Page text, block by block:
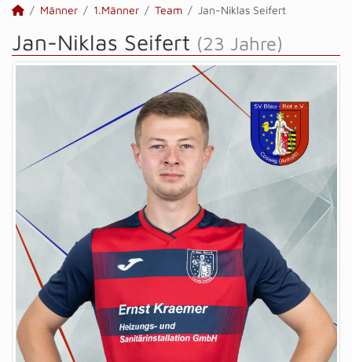
Männer 1.Männer Team Jan-Niklas Seifert
Jan-Niklas Seifert (23 Jahre)